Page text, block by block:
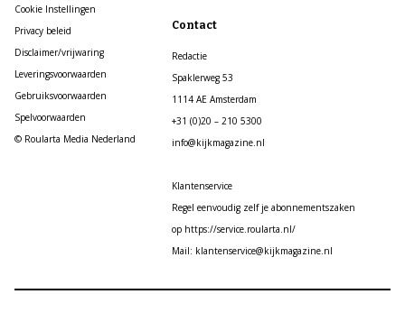
Cookie Instellingen
Privacy beleid
Disclaimer/vrijwaring
Leveringsvoorwaarden
Gebruiksvoorwaarden
Spelvoorwaarden
© Roularta Media Nederland
Contact
Redactie
Spaklerweg 53
1114 AE Amsterdam
+31 (0)20 – 210 5300
info@kijkmagazine.nl
Klantenservice
Regel eenvoudig zelf je abonnementszaken
op https://service.roularta.nl/
Mail: klantenservice@kijkmagazine.nl